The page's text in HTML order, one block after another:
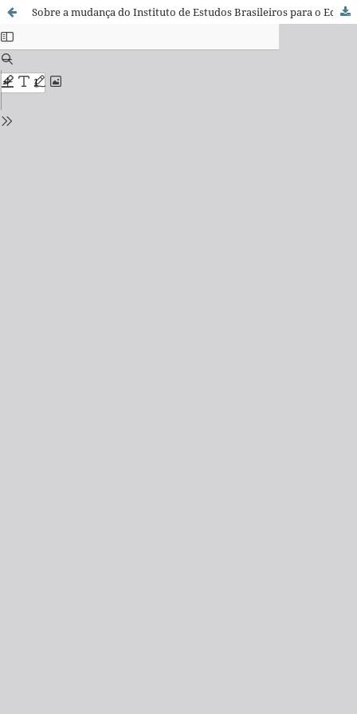
Sobre a mudança do Instituto de Estudos Brasileiros para o Edifício Brasiliana